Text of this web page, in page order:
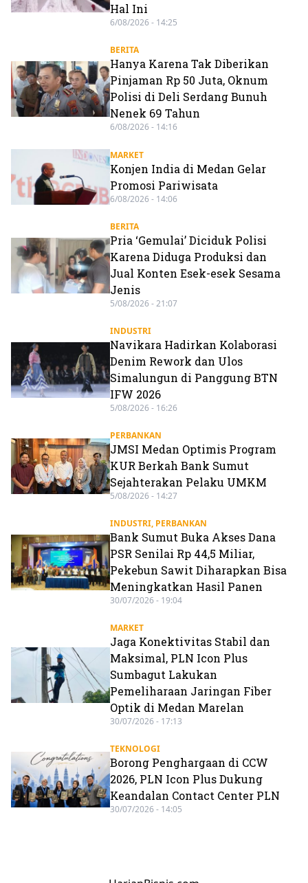
Hal Ini
6/08/2026 - 14:25
BERITA
Hanya Karena Tak Diberikan
Pinjaman Rp 50 Juta, Oknum
Polisi di Deli Serdang Bunuh
Nenek 69 Tahun
6/08/2026 - 14:16
MARKET
Konjen India di Medan Gelar
Promosi Pariwisata
6/08/2026 - 14:06
BERITA
Pria ‘Gemulai’ Diciduk Polisi
Karena Diduga Produksi dan
Jual Konten Esek-esek Sesama
Jenis
5/08/2026 - 21:07
INDUSTRI
Navikara Hadirkan Kolaborasi
Denim Rework dan Ulos
Simalungun di Panggung BTN
IFW 2026
5/08/2026 - 16:26
PERBANKAN
JMSI Medan Optimis Program
KUR Berkah Bank Sumut
Sejahterakan Pelaku UMKM
5/08/2026 - 14:27
INDUSTRI, PERBANKAN
Bank Sumut Buka Akses Dana
PSR Senilai Rp 44,5 Miliar,
Pekebun Sawit Diharapkan Bisa
Meningkatkan Hasil Panen
30/07/2026 - 19:04
MARKET
Jaga Konektivitas Stabil dan
Maksimal, PLN Icon Plus
Sumbagut Lakukan
Pemeliharaan Jaringan Fiber
Optik di Medan Marelan
30/07/2026 - 17:13
TEKNOLOGI
Borong Penghargaan di CCW
2026, PLN Icon Plus Dukung
Keandalan Contact Center PLN
30/07/2026 - 14:05